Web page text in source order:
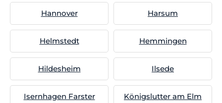
Hannover Harsum
Helmstedt Hemmingen
Hildesheim Ilsede
Isernhagen Farster
Königslutter am Elm